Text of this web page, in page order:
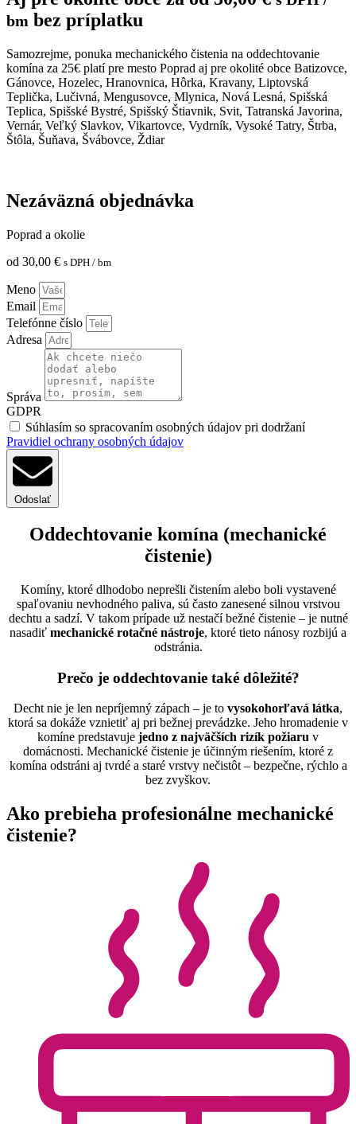
bm bez príplatku
Samozrejme, ponuka mechanického čistenia na oddechtovanie
komína za 25€ platí pre mesto Poprad aj pre okolité obce Batizovce,
Gánovce, Hozelec, Hranovnica, Hôrka, Kravany, Liptovská
Teplička, Lučivná, Mengusovce, Mlynica, Nová Lesná, Spišská
Teplica, Spišské Bystré, Spišský Štiavnik, Svit, Tatranská Javorina,
Vernár, Veľký Slavkov, Vikartovce, Vydrník, Vysoké Tatry, Štrba,
Štôla, Šuňava, Švábovce, Ždiar
Nezáväzná objednávka
Poprad a okolie
od 30,00 € s DPH / bm
Meno
Email
Telefónne číslo
Adresa
Správa
GDPR
Súhlasím so spracovaním osobných údajov pri dodržaní
Pravidiel ochrany osobných údajov
Odoslať
Oddechtovanie komína (mechanické
čistenie)
Komíny, ktoré dlhodobo neprešli čistením alebo boli vystavené
spaľovaniu nevhodného paliva, sú často zanesené silnou vrstvou
dechtu a sadzí. V takom prípade už nestačí bežné čistenie – je nutné
nasadiť mechanické rotačné nástroje, ktoré tieto nánosy rozbijú a
odstránia.
Prečo je oddechtovanie také dôležité?
Decht nie je len nepríjemný zápach – je to vysokohorľavá látka,
ktorá sa dokáže vznietiť aj pri bežnej prevádzke. Jeho hromadenie v
komíne predstavuje jedno z najväčších rizík požiaru v
domácnosti. Mechanické čistenie je účinným riešením, ktoré z
komína odstráni aj tvrdé a staré vrstvy nečistôt – bezpečne, rýchlo a
bez zvyškov.
Ako prebieha profesionálne mechanické
čistenie?